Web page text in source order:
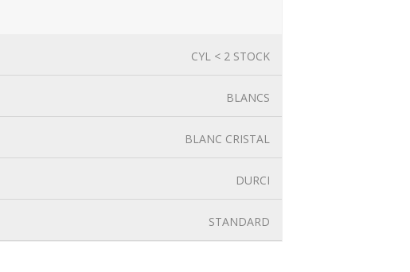
CYL < 2 STOCK
BLANCS
BLANC CRISTAL
DURCI
STANDARD